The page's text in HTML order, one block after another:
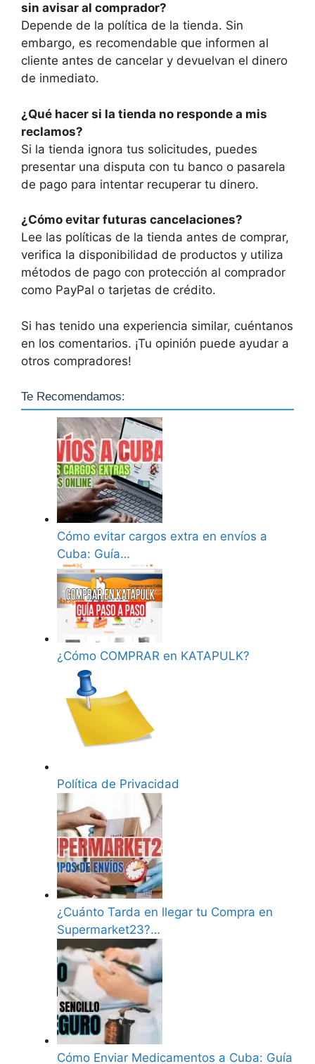
sin avisar al comprador?
Depende de la política de la tienda. Sin
embargo, es recomendable que informen al
cliente antes de cancelar y devuelvan el dinero
de inmediato.
¿Qué hacer si la tienda no responde a mis
reclamos?
Si la tienda ignora tus solicitudes, puedes
presentar una disputa con tu banco o pasarela
de pago para intentar recuperar tu dinero.
¿Cómo evitar futuras cancelaciones?
Lee las políticas de la tienda antes de comprar,
verifica la disponibilidad de productos y utiliza
métodos de pago con protección al comprador
como PayPal o tarjetas de crédito.
Si has tenido una experiencia similar, cuéntanos
en los comentarios. ¡Tu opinión puede ayudar a
otros compradores!
Te Recomendamos:
Cómo evitar cargos extra en envíos a
Cuba: Guía…
¿Cómo COMPRAR en KATAPULK?
Política de Privacidad
¿Cuánto Tarda en llegar tu Compra en
Supermarket23?…
Cómo Enviar Medicamentos a Cuba: Guía